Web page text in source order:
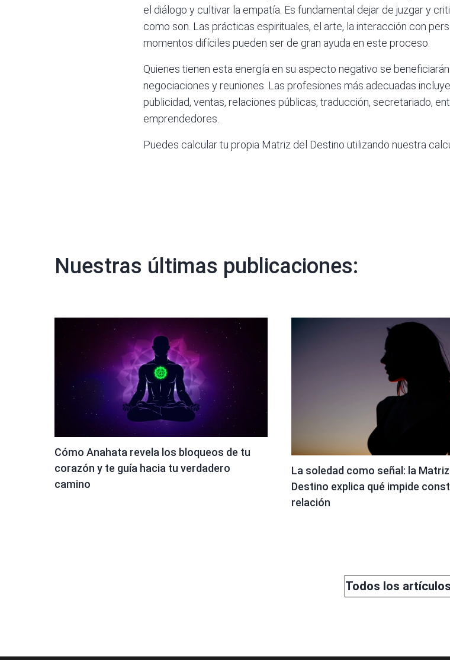
el diálogo y cultivar la empatía. Es fundamental dejar de juzgar y
como son. Las prácticas espirituales, el arte, la interacción con
momentos difíciles pueden ser de gran ayuda en este proceso.
Quienes tienen esta energía en su aspecto negativo se
negociaciones y reuniones. Las profesiones más adecuadas
publicidad, ventas, relaciones públicas, traducción, secretariado,
emprendedores.
Puedes calcular tu propia Matriz del Destino utilizando nuestra
Nuestras últimas publicaciones:
Cómo Anahata revela los bloqueos de tu
corazón y te guía hacia tu verdadero
camino
La soledad como señal: la
Destino explica qué impide
relación
Todos los artículos